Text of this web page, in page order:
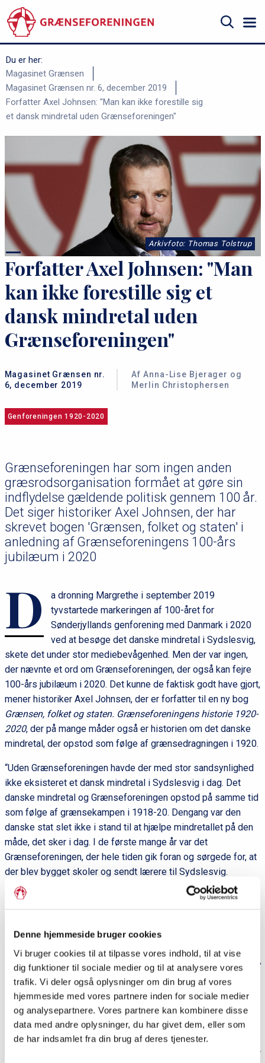
Denne hjemmeside bruger cookies
Vi bruger cookies til at tilpasse vores indhold, til at vise
dig funktioner til sociale medier og til at analysere vores
trafik. Vi deler også oplysninger om din brug af vores
hjemmeside med vores partnere inden for sociale medier
og analysepartnere. Vores partnere kan kombinere disse
data med andre oplysninger, du har givet dem, eller som
de har indsamlet fra din brug af deres tjenester.
til
hovedindhold
Søg
Du er her:
Magasinet Grænsen
Magasinet Grænsen nr. 6, december 2019
Forfatter Axel Johnsen: "Man kan ikke forestille sig
et dansk mindretal uden Grænseforeningen"
Arkivfoto: Thomas Tolstrup
Forfatter Axel Johnsen: "Man
kan ikke forestille sig et
dansk mindretal uden
Grænseforeningen"
Magasinet Grænsen nr.
6, december 2019
Af Anna-Lise Bjerager og
Merlin Christophersen
Genforeningen 1920-2020
Grænseforeningen har som ingen anden
græsrodsorganisation formået at gøre sin
indflydelse gældende politisk gennem 100 år.
Det siger historiker Axel Johnsen, der har
skrevet bogen 'Grænsen, folket og staten' i
anledning af Grænseforeningens 100-års
jubilæum i 2020
D
a dronning Margrethe i september 2019
tyvstartede markeringen af 100-året for
Sønderjyllands genforening med Danmark i 2020
ved at besøge det danske mindretal i Sydslesvig,
skete det under stor mediebevågenhed. Men der var ingen,
der nævnte et ord om Grænseforeningen, der også kan fejre
100-års jubilæum i 2020. Det kunne de faktisk godt have gjort,
mener historiker Axel Johnsen, der er forfatter til en ny bog
Grænsen, folket og staten. Grænseforeningens historie 1920-
2020, der på mange måder også er historien om det danske
mindretal, der opstod som følge af grænsedragningen i 1920.
“Uden Grænseforeningen havde der med stor sandsynlighed
ikke eksisteret et dansk mindretal i Sydslesvig i dag. Det
danske mindretal og Grænseforeningen opstod på samme tid
som følge af grænsekampen i 1918-20. Dengang var den
danske stat slet ikke i stand til at hjælpe mindretallet på den
måde, det sker i dag. I de første mange år var det
Grænseforeningen, der hele tiden gik foran og sørgede for, at
der blev bygget skoler og sendt lærere til Sydslesvig.
Skolerne var fyrtårne for danskheden i lokalsamfundene, hvor
de lokale kunne være danske sammen med lærerne. Så den
af historien. Den anden halvdel er Grænseforeningens rolle i
Dette er et uddrag af et interview med Axel
Johnsen bragt i magasinet Grænsen nr. 5, 2019.
Læs hele interviewet med
Axel Johnsen her